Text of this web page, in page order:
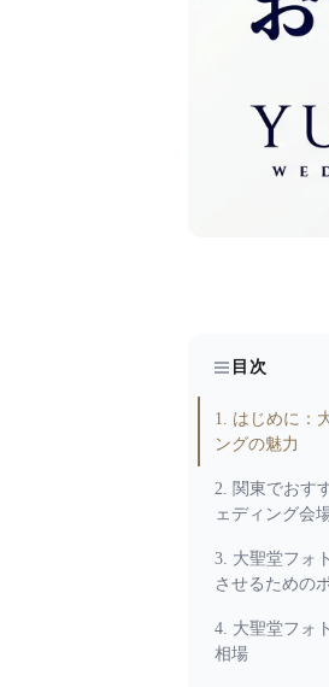
目次
1. はじめに：
ングの魅力
2. 関東でおす
ェディング会
3. 大聖堂フォ
させるための
4. 大聖堂フォ
相場